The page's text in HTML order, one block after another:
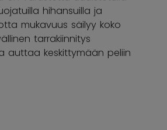
hihansuilla ja
mukavuus säilyy koko
tarrakiinnitys
auttaa keskittymään peliin